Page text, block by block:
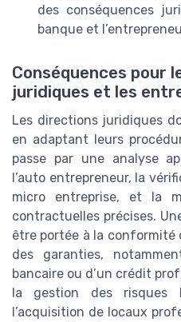
des conséquences
banque et
Conséquences pour
juridiques et les
Les directions juridiques
en adaptant leurs
passe par une analyse
l’auto entrepreneur, la
micro entreprise, et la
contractuelles précises.
être portée à la
des garanties,
bancaire ou d’un crédit
la gestion des
l’acquisition de locaux